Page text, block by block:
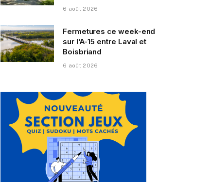
6 août 2026
Fermetures ce week-end
sur l’A-15 entre Laval et
Boisbriand
6 août 2026